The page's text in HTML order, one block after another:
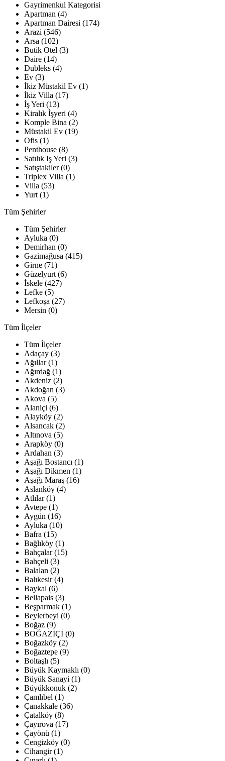
Gayrimenkul Kategorisi
Apartman (4)
Apartman Dairesi (174)
Arazi (546)
Arsa (102)
Butik Otel (3)
Daire (14)
Dubleks (4)
Ev (3)
İkiz Müstakil Ev (1)
İkiz Villa (17)
İş Yeri (13)
Kiralık İşyeri (4)
Komple Bina (2)
Müstakil Ev (19)
Ofis (1)
Penthouse (8)
Satılık Iş Yeri (3)
Satıştakiler (0)
Triplex Villa (1)
Villa (53)
Yurt (1)
Tüm Şehirler
Tüm Şehirler
Ayluka (0)
Demirhan (0)
Gazimağusa (415)
Girne (71)
Güzelyurt (6)
İskele (427)
Lefke (5)
Lefkoşa (27)
Mersin (0)
Tüm İlçeler
Tüm İlçeler
Adaçay (3)
Ağıllar (1)
Ağırdağ (1)
Akdeniz (2)
Akdoğan (3)
Akova (5)
Alaniçi (6)
Alayköy (2)
Alsancak (2)
Altınova (5)
Arapköy (0)
Ardahan (3)
Aşağı Bostancı (1)
Aşağı Dikmen (1)
Aşağı Maraş (16)
Aslanköy (4)
Atlılar (1)
Avtepe (1)
Aygün (16)
Ayluka (10)
Bafra (15)
Bağlıköy (1)
Bahçalar (15)
Bahçeli (3)
Balalan (2)
Balıkesir (4)
Baykal (6)
Bellapais (3)
Beşparmak (1)
Beylerbeyi (0)
Boğaz (9)
BOĞAZİÇİ (0)
Boğazköy (2)
Boğaztepe (9)
Boltaşlı (5)
Büyük Kaymaklı (0)
Büyük Sanayi (1)
Büyükkonuk (2)
Çamlıbel (1)
Çanakkale (36)
Çatalköy (8)
Çayırova (17)
Çayönü (1)
Cengizköy (0)
Cihangir (1)